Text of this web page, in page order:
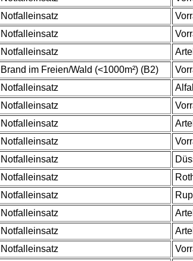
Notfalleinsatz
Notfalleinsatz
Notfalleinsatz
Brand im Freien/Wald (<1000m²) (B2)
Notfalleinsatz
Notfalleinsatz
Notfalleinsatz
Notfalleinsatz
Notfalleinsatz
Notfalleinsatz
Notfalleinsatz
Notfalleinsatz
Notfalleinsatz
Notfalleinsatz